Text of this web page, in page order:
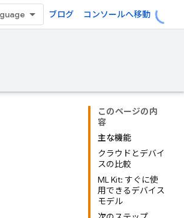
ブログ コンソールへ移動
このページの内
容
主な機能
クラウドとデバイ
スの比較
ML Kit: すぐに使
用できるデバイス
モデル